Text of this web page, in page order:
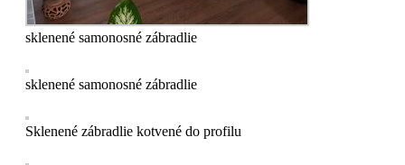
sklenené samonosné zábradlie
sklenené samonosné zábradlie
Sklenené zábradlie kotvené do profilu